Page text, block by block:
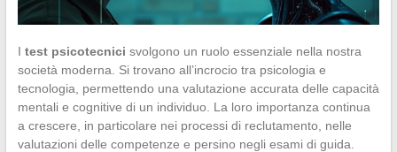
I test psicotecnici svolgono un ruolo essenziale nella nostra
società moderna. Si trovano all’incrocio tra psicologia e
tecnologia, permettendo una valutazione accurata delle capacità
mentali e cognitive di un individuo. La loro importanza continua
a crescere, in particolare nei processi di reclutamento, nelle
valutazioni delle competenze e persino negli esami di guida.